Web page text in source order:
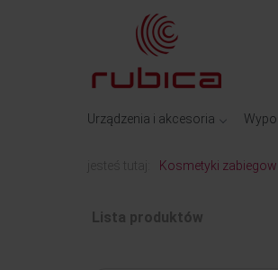
Urządzenia i akcesoria
jesteś tutaj: Kosmetyki
Lista produktów